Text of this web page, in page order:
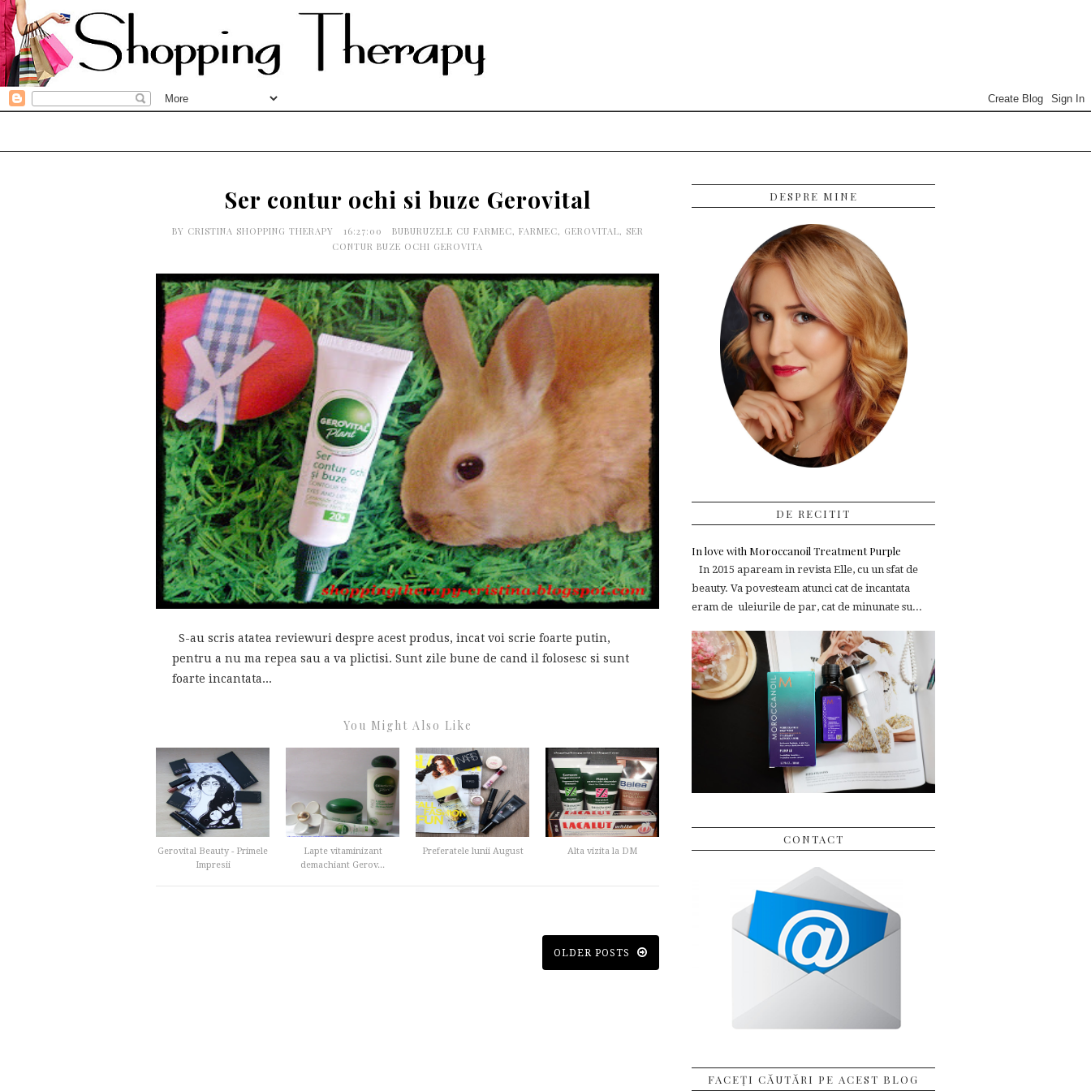
Ser contur ochi si buze Gerovital
BY CRISTINA SHOPPING THERAPY 16:27:00 BUBURUZELE CU FARMEC, FARMEC, GEROVITAL, SER
CONTUR BUZE OCHI GEROVITA
S-au scris atatea reviewuri despre acest produs, incat voi scrie foarte putin,
pentru a nu ma repea sau a va plictisi. Sunt zile bune de cand il folosesc si sunt
foarte incantata...
You Might Also Like
Gerovital Beauty - Primele
Impresii
Lapte vitaminizant
demachiant Gerov...
Preferatele lunii August Alta vizita la DM
OLDER POSTS
DESPRE MINE
DE RECITIT
In love with Moroccanoil Treatment Purple
In 2015 apaream in revista Elle, cu un sfat de
beauty. Va povesteam atunci cat de incantata
eram de uleiurile de par, cat de minunate su...
CONTACT
FACEȚI CĂUTĂRI PE ACEST BLOG